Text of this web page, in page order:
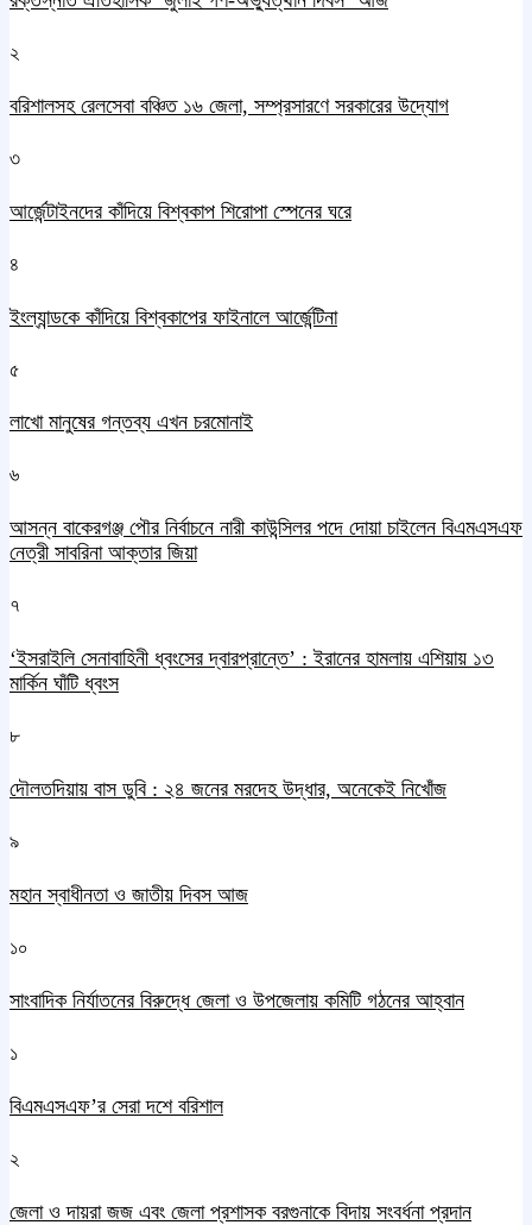
২
বরিশালসহ রেলসেবা বঞ্চিত ১৬ জেলা, সম্প্রসারণে সরকারের উদ্যোগ
৩
আর্জেন্টাইনদের কাঁদিয়ে বিশ্বকাপ শিরোপা স্পেনের ঘরে
৪
ইংল্যান্ডকে কাঁদিয়ে বিশ্বকাপের ফাইনালে আর্জেন্টিনা
৫
লাখো মানুষের গন্তব্য এখন চরমোনাই
৬
আসন্ন বাকেরগঞ্জ পৌর নির্বাচনে নারী কাউন্সিলর পদে দোয়া চাইলেন বিএমএসএফ
নেত্রী সাবরিনা আক্তার জিয়া
৭
‘ইসরাইলি সেনাবাহিনী ধ্বংসের দ্বারপ্রান্তে’ : ইরানের হামলায় এশিয়ায় ১৩
মার্কিন ঘাঁটি ধ্বংস
৮
দৌলতদিয়ায় বাস ডুবি : ২৪ জনের মরদেহ উদ্ধার, অনেকেই নিখোঁজ
৯
মহান স্বাধীনতা ও জাতীয় দিবস আজ
১০
সাংবাদিক নির্যাতনের বিরুদ্ধে জেলা ও উপজেলায় কমিটি গঠনের আহ্বান
১
বিএমএসএফ’র সেরা দশে বরিশাল
২
জেলা ও দায়রা জজ এবং জেলা প্রশাসক বরগুনাকে বিদায় সংবর্ধনা প্রদান